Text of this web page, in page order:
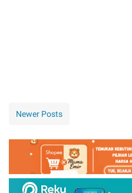
Newer Posts